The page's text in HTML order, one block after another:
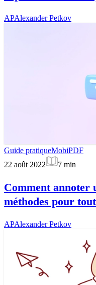
APAlexander Petkov
Guide pratiqueMobiPDF
22 août 2022
7 min
Comment annoter
méthodes pour
APAlexander Petkov